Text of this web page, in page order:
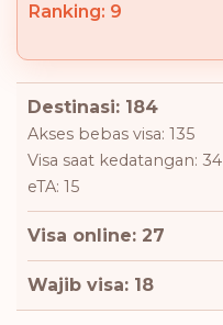
Ranking: 9
Destinasi: 184
Akses bebas visa: 135
Visa saat kedatangan: 34
eTA: 15
Visa online: 27
Wajib visa: 18